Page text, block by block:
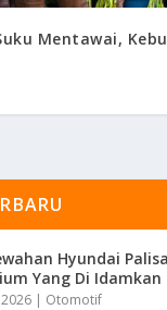
Mentawai,
Hyundai
Yang Di Idamkan
| Otomotif